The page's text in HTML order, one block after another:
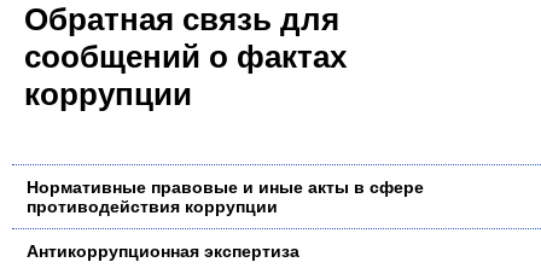
Обратная связь для
сообщений о фактах
коррупции
Нормативные правовые и иные акты в сфере
противодействия коррупции
Антикоррупционная экспертиза